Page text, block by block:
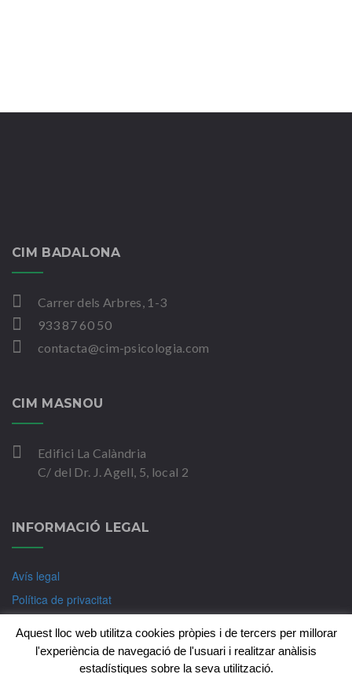
CIM BADALONA
Carrer dels Arbres, 1-3
933 87 60 50
contacta@cim-psicologia.com
CIM MASNOU
Edifici La Calàndria
C/ del Dr. J. Agell, 5, local 2
INFORMACIÓ LEGAL
Avís legal
Política de privacitat
Aquest lloc web utilitza cookies pròpies i de tercers per millorar
l'experiència de navegació de l'usuari i realitzar anàlisis
estadístiques sobre la seva utilització.